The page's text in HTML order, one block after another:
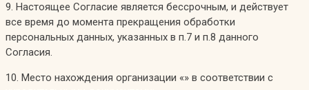
9. Настоящее Согласие является бессрочным, и действует
все время до момента прекращения обработки
персональных данных, указанных в п.7 и п.8 данного
Согласия.
10. Место нахождения организации «» в соответствии с